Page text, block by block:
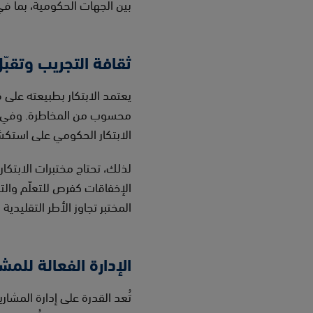
ثقافة التجريب
يعتمد الابتكار بطبيعته
محسوب من المخاطرة. وفي
الابتكار الحكومي على
لذلك، تحتاج مختبرات
الإخفاقات كفرص للتعلّم
المختبر تجاوز الأطر
الإدارة الفعالة
تُعد القدرة على إدارة